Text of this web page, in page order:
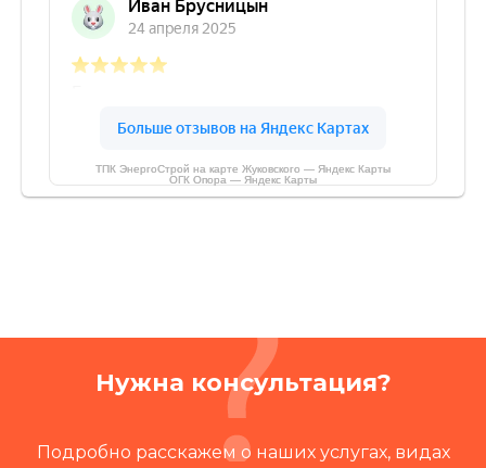
ТПК ЭнергоСтрой на карте Жуковского — Яндекс Карты
ОГК Опора — Яндекс Карты
Нужна консультация?
Подробно расскажем о наших услугах, видах